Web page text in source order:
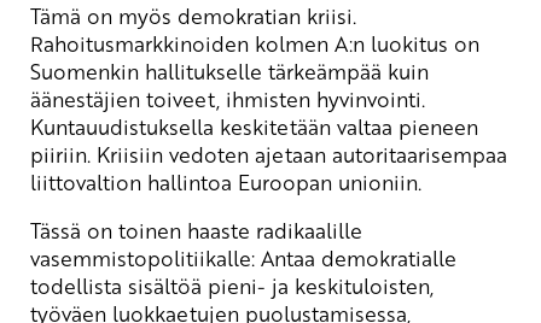
Tämä on myös demokratian kriisi.
Rahoitusmarkkinoiden kolmen A:n luokitus on
Suomenkin hallitukselle tärkeämpää kuin
äänestäjien toiveet, ihmisten hyvinvointi.
Kuntauudistuksella keskitetään valtaa pieneen
piiriin. Kriisiin vedoten ajetaan autoritaarisempaa
liittovaltion hallintoa Euroopan unioniin.
Tässä on toinen haaste radikaalille
vasemmistopolitiikalle: Antaa demokratialle
todellista sisältöä pieni- ja keskituloisten,
työväen luokkaetujen puolustamisessa,